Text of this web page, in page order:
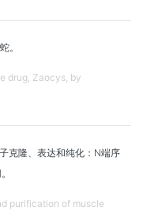
。
drug, Zaocys, by
克隆、表达和纯化：N端序
purification of muscle